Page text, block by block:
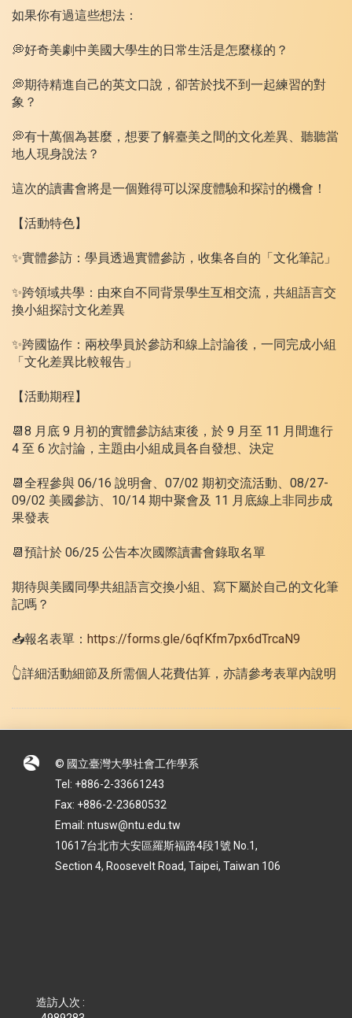
如果你有過這些想法：
💭好奇美劇中美國大學生的日常生活是怎麼樣的？
💭期待精進自己的英文口說，卻苦於找不到一起練習的對
象？
💭有十萬個為甚麼，想要了解臺美之間的文化差異、聽聽當
地人現身說法？
這次的讀書會將是一個難得可以深度體驗和探討的機會！
【活動特色】
✨實體參訪：學員透過實體參訪，收集各自的「文化筆記」
✨跨領域共學：由來自不同背景學生互相交流，共組語言交
換小組探討文化差異
✨跨國協作：兩校學員於參訪和線上討論後，一同完成小組
「文化差異比較報告」
【活動期程】
📆8 月底 9 月初的實體參訪結束後，於 9 月至 11 月間進行
4 至 6 次討論，主題由小組成員各自發想、決定
📆全程參與 06/16 說明會、07/02 期初交流活動、08/27-
09/02 美國參訪、10/14 期中聚會及 11 月底線上非同步成
果發表
📆預計於 06/25 公告本次國際讀書會錄取名單
期待與美國同學共組語言交換小組、寫下屬於自己的文化筆
記嗎？
📥報名表單： https://forms.gle/6qfKfm7px6dTrcaN9
👆詳細活動細節及所需個人花費估算，亦請參考表單內說明
© 國立臺灣大學社會工作學系
Tel: +886-2-33661243
Fax: +886-2-23680532
Email: ntusw@ntu.edu.tw
10617台北市大安區羅斯福路4段1號 No.1,
Section 4, Roosevelt Road, Taipei, Taiwan 106
造訪人次 :